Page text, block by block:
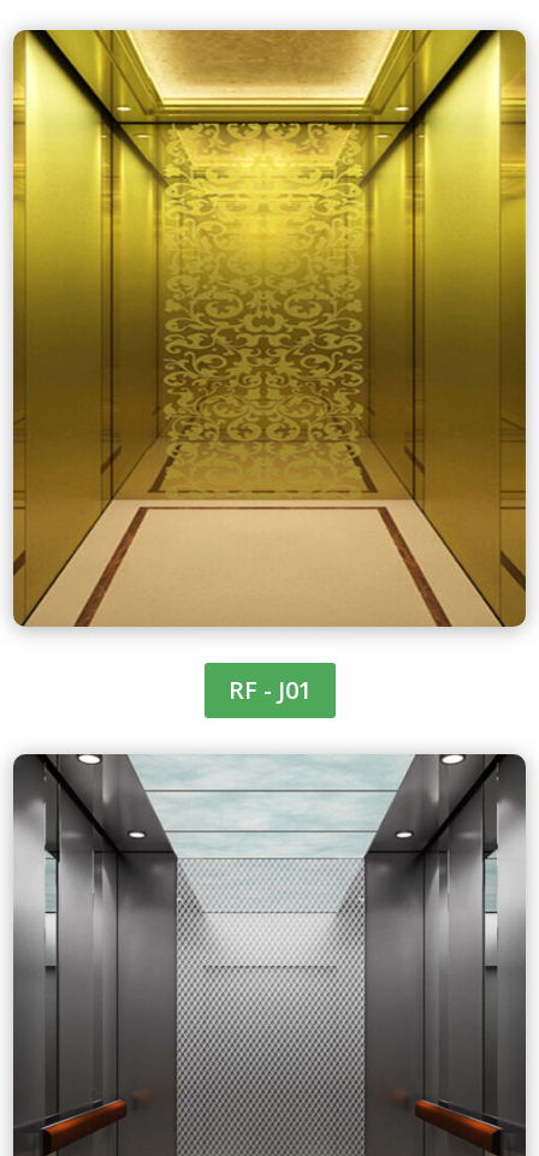
RF - J01